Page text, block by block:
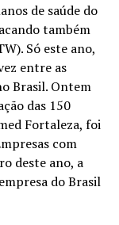
de saúde do
também
Só este ano,
entre as
Brasil. Ontem
das 150
Fortaleza, foi
com
deste ano, a
do Brasil